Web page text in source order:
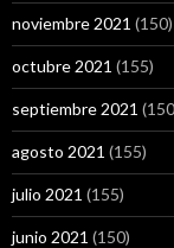
noviembre 2021 (150)
octubre 2021 (155)
septiembre 2021
agosto 2021 (155)
julio 2021 (155)
junio 2021 (150)